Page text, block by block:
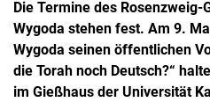
Die Termine des
Wygoda stehen fest. Am 9.
Wygoda seinen öffentlichen
die Torah noch Deutsch?“
im Gießhaus der Universität